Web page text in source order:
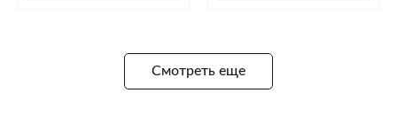
Смотреть еще